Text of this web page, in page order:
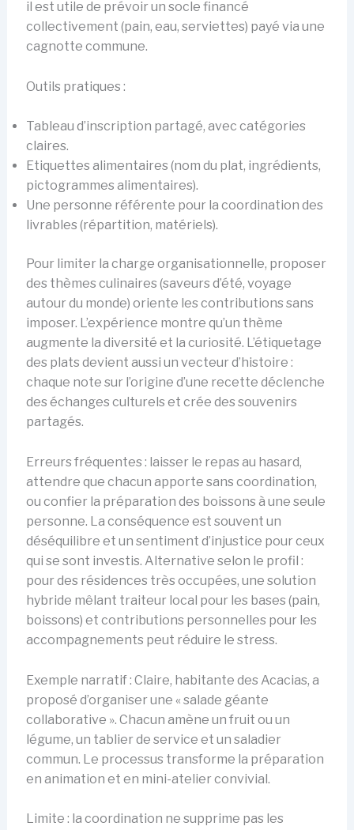
il est utile de prévoir un socle financé
collectivement (pain, eau, serviettes) payé via une
cagnotte commune.
Outils pratiques :
Tableau d’inscription partagé, avec catégories
claires.
Etiquettes alimentaires (nom du plat, ingrédients,
pictogrammes alimentaires).
Une personne référente pour la coordination des
livrables (répartition, matériels).
Pour limiter la charge organisationnelle, proposer
des thèmes culinaires (saveurs d’été, voyage
autour du monde) oriente les contributions sans
imposer. L’expérience montre qu’un thème
augmente la diversité et la curiosité. L’étiquetage
des plats devient aussi un vecteur d’histoire :
chaque note sur l’origine d’une recette déclenche
des échanges culturels et crée des souvenirs
partagés.
Erreurs fréquentes : laisser le repas au hasard,
attendre que chacun apporte sans coordination,
ou confier la préparation des boissons à une seule
personne. La conséquence est souvent un
déséquilibre et un sentiment d’injustice pour ceux
qui se sont investis. Alternative selon le profil :
pour des résidences très occupées, une solution
hybride mêlant traiteur local pour les bases (pain,
boissons) et contributions personnelles pour les
accompagnements peut réduire le stress.
Exemple narratif : Claire, habitante des Acacias, a
proposé d’organiser une « salade géante
collaborative ». Chacun amène un fruit ou un
légume, un tablier de service et un saladier
commun. Le processus transforme la préparation
en animation et en mini-atelier convivial.
Limite : la coordination ne supprime pas les